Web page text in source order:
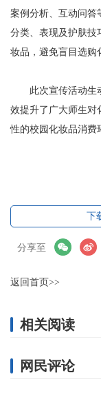
案例分析、互动问答
分类、表现及护肤技
妆品，避免盲目选购
此次宣传活动生动
效提升了广大师生对
性的校园化妆品消费
下
分享至
返回首页>>
相关阅读
网民评论